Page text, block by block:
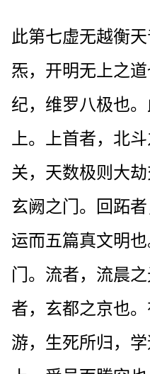
此第七虚无越衡
炁，开明无上之
纪，维罗八极也
上。上首者，北
关，天数极则大
玄阙之门。回跖
运而五篇真文明
门。流者，流晨
者，玄都之京也
游，生死所归，